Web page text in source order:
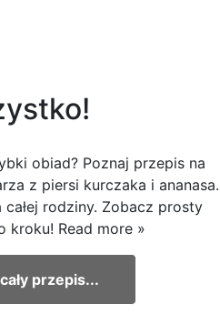
obiad? Poznaj przepis na
z piersi kurczaka i ananasa.
rodziny. Zobacz prosty
kroku! Read more »
przepis...